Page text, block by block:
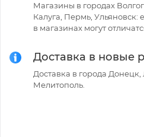
Магазины в городах
Калуга, Пермь,
в магазинах могут
Доставка в новые
Доставка в города
Мелитополь.